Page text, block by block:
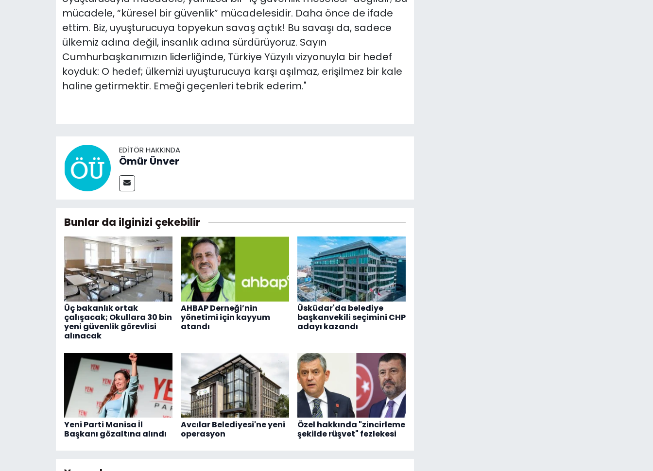
mücadele, “küresel bir güvenlik” mücadelesidir. Daha önce de ifade
ettim. Biz, uyuşturucuya topyekun savaş açtık! Bu savaşı da, sadece
ülkemiz adına değil, insanlık adına sürdürüyoruz. Sayın
Cumhurbaşkanımızın liderliğinde, Türkiye Yüzyılı vizyonuyla bir hedef
koyduk: O hedef; ülkemizi uyuşturucuya karşı aşılmaz, erişilmez bir kale
haline getirmektir. Emeği geçenleri tebrik ederim."
EDITÖR HAKKINDA
Ömür Ünver
Bunlar da ilginizi çekebilir
Üç bakanlık ortak
çalışacak; Okullara 30 bin
yeni güvenlik görevlisi
alınacak
AHBAP Derneği’nin
yönetimi için kayyum
atandı
Üsküdar'da belediye
başkanvekili seçimini CHP
adayı kazandı
Yeni Parti Manisa İl
Başkanı gözaltına alındı
Avcılar Belediyesi'ne yeni
operasyon
Özel hakkında "zincirleme
şekilde rüşvet" fezlekesi